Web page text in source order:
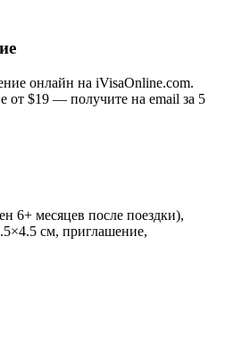
онлайн на iVisaOnline.com.
от $19 — получите на email за 5
6+ месяцев после поездки),
см, приглашение,